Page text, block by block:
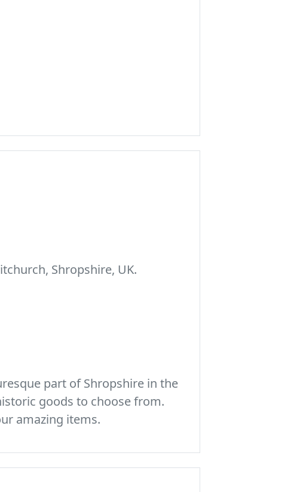
Shropshire, UK.
part of Shropshire in the
goods to choose from.
amazing items.